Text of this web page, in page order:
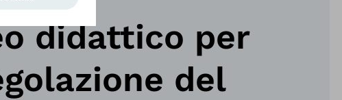
didattico per
del